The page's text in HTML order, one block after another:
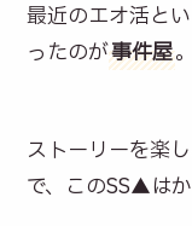
最近のエオ活と
ったのが事件屋。
ストーリーを楽
で、このSS▲は